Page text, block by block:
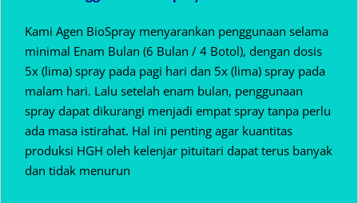
Kami Agen BioSpray menyarankan penggunaan selama
minimal Enam Bulan (6 Bulan / 4 Botol), dengan dosis
5x (lima) spray pada pagi hari dan 5x (lima) spray pada
malam hari. Lalu setelah enam bulan, penggunaan
spray dapat dikurangi menjadi empat spray tanpa perlu
ada masa istirahat. Hal ini penting agar kuantitas
produksi HGH oleh kelenjar pituitari dapat terus banyak
dan tidak menurun